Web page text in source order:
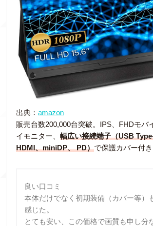
出典： amazon
販売台数200,000台突破。IPS、FHDモバ
イモニター、 幅広い接続端子（USB
HDMI、miniDP、 PD）で保護カバー付き
良い口コミ
本体だけでなく初期装備（カバー等）
感じた。
とても安い、この価格で画質も申し分